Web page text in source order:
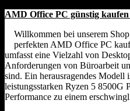
AMD Office PC günstig
Willkommen bei unserem
perfekten AMD Office PC
umfasst eine Vielzahl von
Anforderungen von Büroarbeit
sind. Ein herausragendes
leistungsstarken Ryzen 5 8500G
Performance zu einem